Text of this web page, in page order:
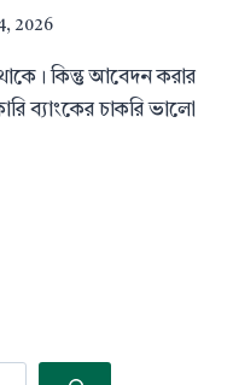
2026
কিন্তু আবেদন করার
ব্যাংকের চাকরি ভালো